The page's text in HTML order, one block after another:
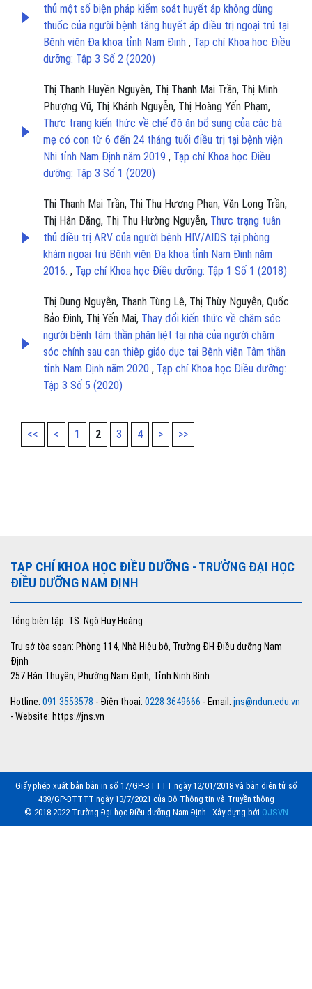
thủ một số biện pháp kiểm soát huyết áp không dùng
thuốc của người bệnh tăng huyết áp điều trị ngoại trú tại
Bệnh viện Đa khoa tỉnh Nam Định , Tạp chí Khoa học Điều
dưỡng: Tập 3 Số 2 (2020)
Thị Thanh Huyền Nguyễn, Thị Thanh Mai Trần, Thị Minh
Phượng Vũ, Thị Khánh Nguyễn, Thị Hoàng Yến Phạm,
Thực trạng kiến thức về chế độ ăn bổ sung của các bà
mẹ có con từ 6 đến 24 tháng tuổi điều trị tại bệnh viện
Nhi tỉnh Nam Định năm 2019 , Tạp chí Khoa học Điều
dưỡng: Tập 3 Số 1 (2020)
Thị Thanh Mai Trần, Thị Thu Hương Phan, Văn Long Trần,
Thị Hân Đặng, Thị Thu Hường Nguyễn, Thực trạng tuân
thủ điều trị ARV của người bệnh HIV/AIDS tại phòng
khám ngoại trú Bệnh viện Đa khoa tỉnh Nam Định năm
2016. , Tạp chí Khoa học Điều dưỡng: Tập 1 Số 1 (2018)
Thị Dung Nguyễn, Thanh Tùng Lê, Thị Thùy Nguyễn, Quốc
Bảo Đinh, Thị Yến Mai, Thay đổi kiến thức về chăm sóc
người bệnh tâm thần phân liệt tại nhà của người chăm
sóc chính sau can thiệp giáo dục tại Bệnh viện Tâm thần
tỉnh Nam Định năm 2020 , Tạp chí Khoa học Điều dưỡng:
Tập 3 Số 5 (2020)
<< < 1 2 3 4 > >>
TẠP CHÍ KHOA HỌC ĐIỀU DƯỠNG - TRƯỜNG ĐẠI HỌC
ĐIỀU DƯỠNG NAM ĐỊNH
Tổng biên tập: TS. Ngô Huy Hoàng
Trụ sở tòa soạn: Phòng 114, Nhà Hiệu bộ, Trường ĐH Điều dưỡng Nam
Định
257 Hàn Thuyên, Phường Nam Định, Tỉnh Ninh Bình
Hotline: 091 3553578 - Điện thoại: 0228 3649666 - Email: jns@ndun.edu.vn
- Website: https://jns.vn
Giấy phép xuất bản bản in số 17/GP-BTTTT ngày 12/01/2018 và bản điện tử số
439/GP-BTTTT ngày 13/7/2021 của Bộ Thông tin và Truyền thông
© 2018-2022 Trường Đại học Điều dưỡng Nam Định - Xây dựng bởi OJSVN